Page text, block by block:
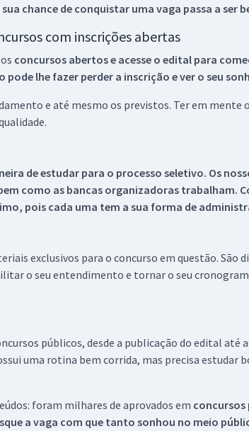
chance de conquistar uma vaga passa a ser
com inscrições abertas
concursos abertos e acesse o edital para
lhe fazer perder a inscrição e ver o seu
e até mesmo os previstos. Ter em mente
de estudar para o processo seletivo. Os
como as bancas organizadoras trabalham.
pois cada uma tem a sua forma de
exclusivos para o concurso em questão.
o seu entendimento e tornar o seu
públicos, desde a publicação do edital
uma rotina bem corrida, mas precisa estudar
foram milhares de aprovados em concursos
a vaga com que tanto sonhou no meio